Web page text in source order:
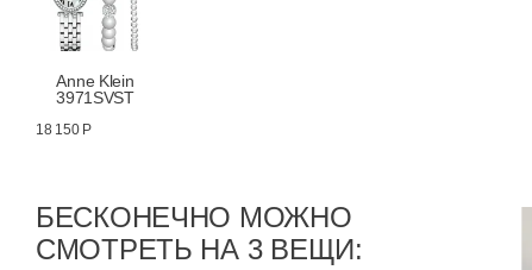
Anne Klein
3971SVST
18 150 Р
БЕСКОНЕЧНО МОЖНО
СМОТРЕТЬ НА 3 ВЕЩИ: